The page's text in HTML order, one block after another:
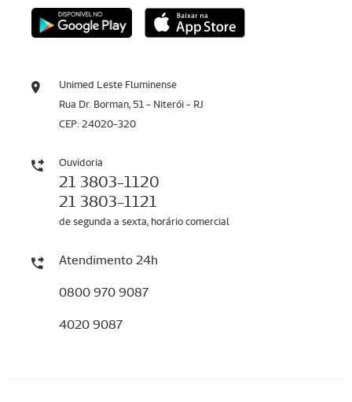
Unimed Leste Fluminense
Rua Dr. Borman, 51 - Niterói - RJ
CEP: 24020-320
Ouvidoria
21 3803-1120
21 3803-1121
de segunda a sexta, horário comercial
Atendimento 24h
0800 970 9087
4020 9087